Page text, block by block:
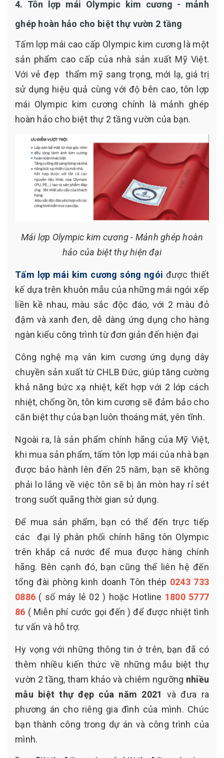
4. Tôn lợp mái Olympic kim cương - mảnh
ghép hoàn hảo cho biệt thự vườn 2 tầng
Tấm lợp mái cao cấp Olympic kim cương là một
sản phẩm cao cấp của nhà sản xuất Mỹ Việt.
Với vẻ đẹp thẩm mỹ sang trọng, mới lạ, giá trị
sử dụng hiệu quả cùng với độ bên cao, tôn lợp
mái Olympic kim cương chính là mảnh ghép
hoàn hảo cho biệt thự 2 tầng vườn của bạn.
Mái lợp Olympic kim cương - Mảnh ghép hoàn
hảo của biệt thự hiện đại
Tấm lợp mái kim cương sóng ngói được thiết
kế dựa trên khuôn mẫu của những mái ngói xếp
liền kề nhau, màu sắc độc đáo, với 2 màu đỏ
đậm và xanh đen, dễ dàng ứng dụng cho hàng
ngàn kiểu công trình từ đơn giản đến hiện đại
Công nghệ mạ vân kim cương ứng dụng dây
chuyền sản xuất từ CHLB Đức, giúp tăng cường
khả năng bức xạ nhiệt, kết hợp với 2 lớp cách
nhiệt, chống ồn, tôn kim cương sẽ đảm bảo cho
căn biệt thự của bạn luôn thoáng mát, yên tĩnh.
Ngoài ra, là sản phẩm chính hãng của Mỹ Việt,
khi mua sản phẩm, tấm tôn lợp mái của nhà bạn
được bảo hành lên đến 25 năm, bạn sẽ không
phải lo lắng về việc tôn sẽ bị ăn mòn hay rỉ sét
trong suốt quãng thời gian sử dụng.
Để mua sản phẩm, bạn có thể đến trực tiếp
các đại lý phân phối chính hãng tôn Olympic
trên khắp cả nước để mua được hàng chính
hãng. Bên cạnh đó, bạn cũng thể liên hệ đến
tổng đài phòng kinh doanh Tôn thép 0243 733
0886 ( số máy lẻ 02 ) hoặc Hotline 1800 5777
86 ( Miễn phí cước gọi đến ) để được nhiệt tình
tư vấn và hỗ trợ.
Hy vọng với những thông tin ở trên, bạn đã có
thêm nhiều kiến thức về những mẫu biệt thự
vườn 2 tầng, tham khảo và chiêm ngưỡng nhiều
mẫu biệt thự đẹp của năm 2021
và đưa ra
phương án cho riêng gia đình của mình. Chúc
bạn thành công trong dự án và công trình của
mình.